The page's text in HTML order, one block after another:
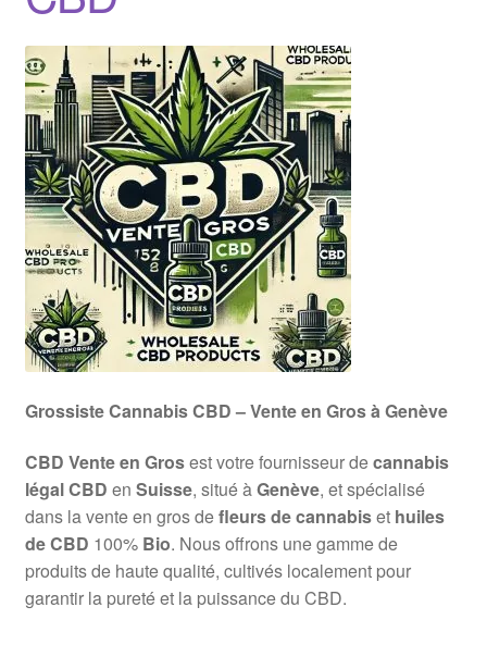
Grossiste Cannabis CBD – Vente en Gros à Genève
CBD Vente en Grosest votre fournisseur decannabis
légal CBD en Suisse, situé àGenève, et spécialisé
dans la vente en gros defleurs de cannabiset huiles
de CBD 100% Bio. Nous offrons une gamme de
produits de haute qualité, cultivés localement pour
garantir la pureté et la puissance du CBD.